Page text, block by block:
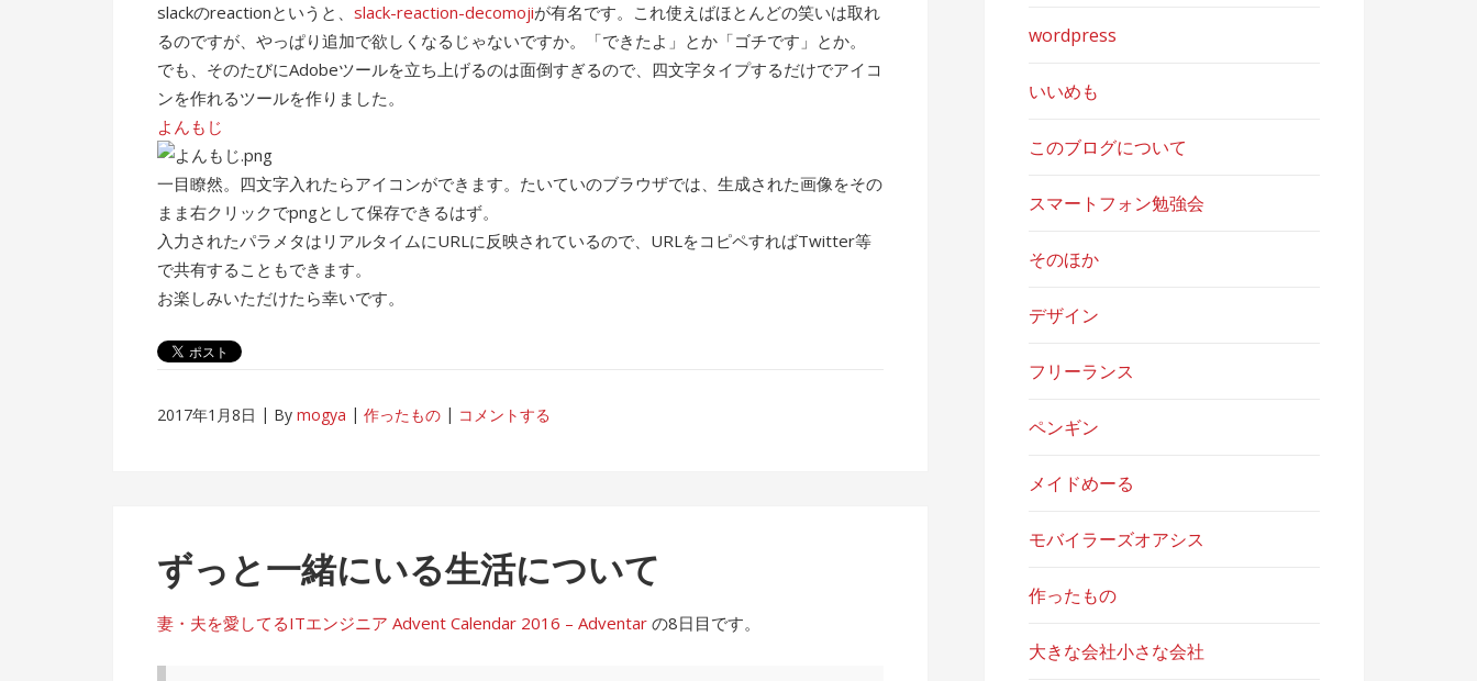
slackのreactionというと、 slack-reaction-decomojiが有名です。これ使えばほとんどの笑いは取れ
るのですが、やっぱり追加で欲しくなるじゃないですか。「できたよ」とか「ゴチです」とか。
でも、そのたびにAdobeツールを立ち上げるのは面倒すぎるので、四文字タイプするだけでアイコ
ンを作れるツールを作りました。
よんもじ
一目瞭然。四文字入れたらアイコンができます。たいていのブラウザでは、生成された画像をその
まま右クリックでpngとして保存できるはず。
入力されたパラメタはリアルタイムにURLに反映されているので、URLをコピペすればTwitter等
で共有することもできます。
お楽しみいただけたら幸いです。
2017年1月8日 By mogya 作ったもの コメントする
ずっと一緒にいる生活について
妻・夫を愛してるITエンジニア Advent Calendar 2016 – Adventar の8日目です。
wordpress
いいめも
このブログについて
スマートフォン勉強会
そのほか
デザイン
フリーランス
ペンギン
メイドめーる
モバイラーズオアシス
作ったもの
大きな会社小さな会社